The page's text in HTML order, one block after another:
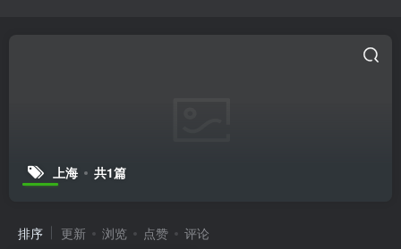
上海 共1篇
排序 更新 浏览 点赞 评论